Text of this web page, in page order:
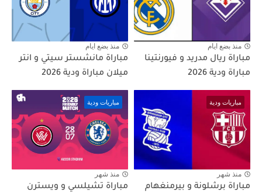
منذ بضع ايام
مباراة ريال مدريد و فيورنتينا
مباراة ودية 2026
منذ بضع ايام
مباراة مانشستر سيتي و انتر
ميلان مباراة ودية 2026
مباريات ودية
منذ شهر
مباراة برشلونة و بيرمنغهام
مباريات ودية
منذ شهر
مباراة تشيلسي و ويسترن